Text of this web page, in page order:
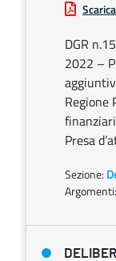
Scarica
DGR
2022 –
Regione
Presa
Sezione:
Argomenti: